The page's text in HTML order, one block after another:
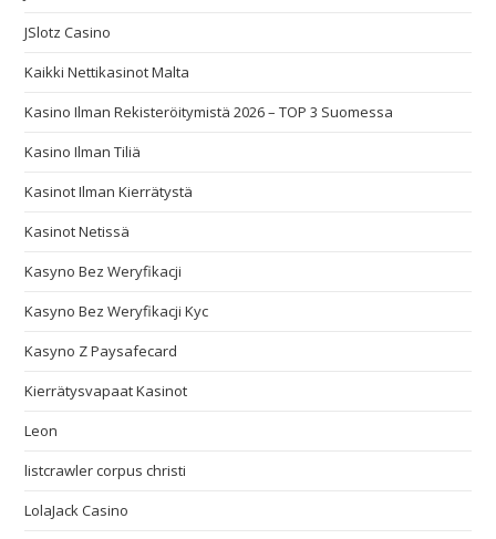
JSlotz Casino
Kaikki Nettikasinot Malta
Kasino Ilman Rekisteröitymistä 2026 – TOP 3 Suomessa
Kasino Ilman Tiliä
Kasinot Ilman Kierrätystä
Kasinot Netissä
Kasyno Bez Weryfikacji
Kasyno Bez Weryfikacji Kyc
Kasyno Z Paysafecard
Kierrätysvapaat Kasinot
Leon
listcrawler corpus christi
LolaJack Casino